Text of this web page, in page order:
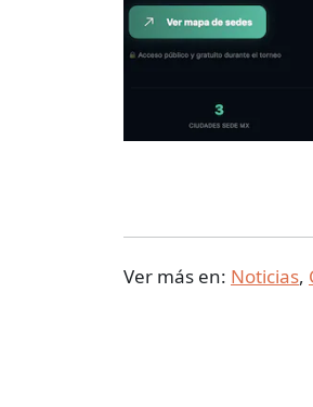
Ver más en: Noticias,